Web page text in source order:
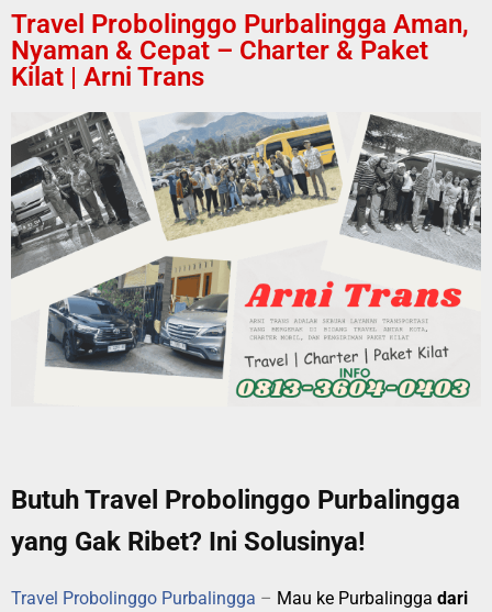
Travel Probolinggo Purbalingga Aman,
Nyaman & Cepat – Charter & Paket
Kilat | Arni Trans
Butuh Travel Probolinggo Purbalingga
yang Gak Ribet? Ini Solusinya!
Travel Probolinggo Purbalingga – Mau ke Purbalingga dari